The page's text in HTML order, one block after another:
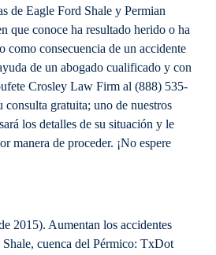
de Eagle Ford Shale y Permian
que conoce ha resultado herido o ha
como consecuencia de un accidente
de un abogado cualificado y con
Crosley Law Firm al (888) 535-
consulta gratuita; uno de nuestros
los detalles de su situación y le
manera de proceder. ¡No espere
2015). Aumentan los accidentes
cuenca del Pérmico: TxDot